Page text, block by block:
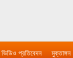
ভিডিও প্রতিবেদন মুক্তাঙ্গন